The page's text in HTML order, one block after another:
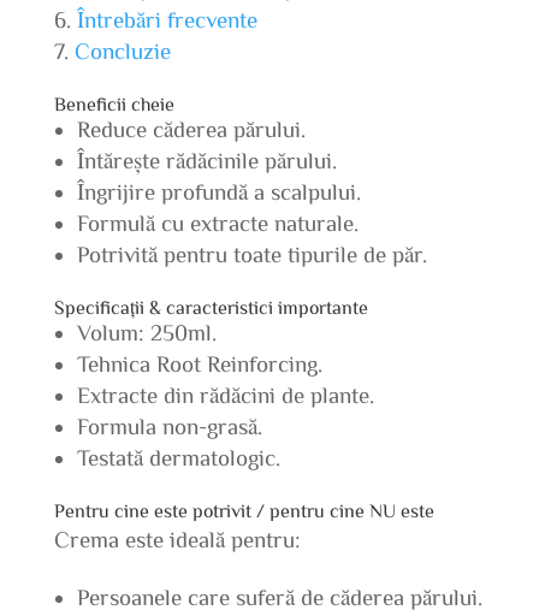
Întrebări frecvente
Concluzie
Beneficii cheie
Reduce căderea părului.
Întărește rădăcinile părului.
Îngrijire profundă a scalpului.
Formulă cu extracte naturale.
Potrivită pentru toate tipurile de păr.
Specificații & caracteristici importante
Volum: 250ml.
Tehnica Root Reinforcing.
Extracte din rădăcini de plante.
Formula non-grasă.
Testată dermatologic.
Pentru cine este potrivit / pentru cine NU este
Crema este ideală pentru:
Persoanele care suferă de căderea părului.